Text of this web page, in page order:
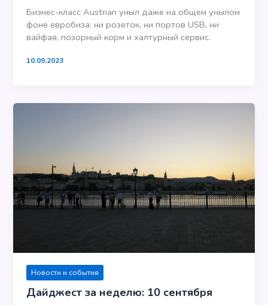
Бизнес-класс Austrian уныл даже на общем унылом
фоне евробиза: ни розеток, ни портов USB, ни
вайфая, позорный корм и халтурный сервис.
10.09.2023
Новости и события
Дайджест за неделю: 10 сентября